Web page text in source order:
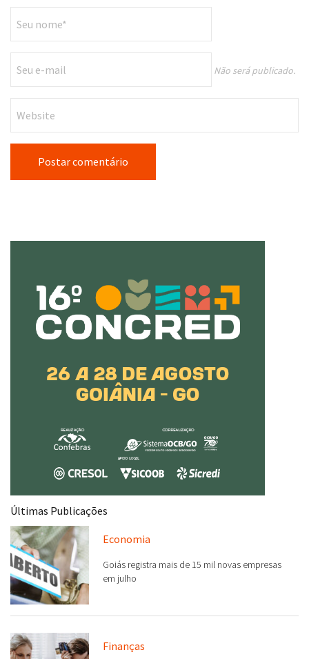
Não será publicado.
Últimas Publicações
Economia
Goiás registra mais de 15 mil novas empresas
em julho
Finanças